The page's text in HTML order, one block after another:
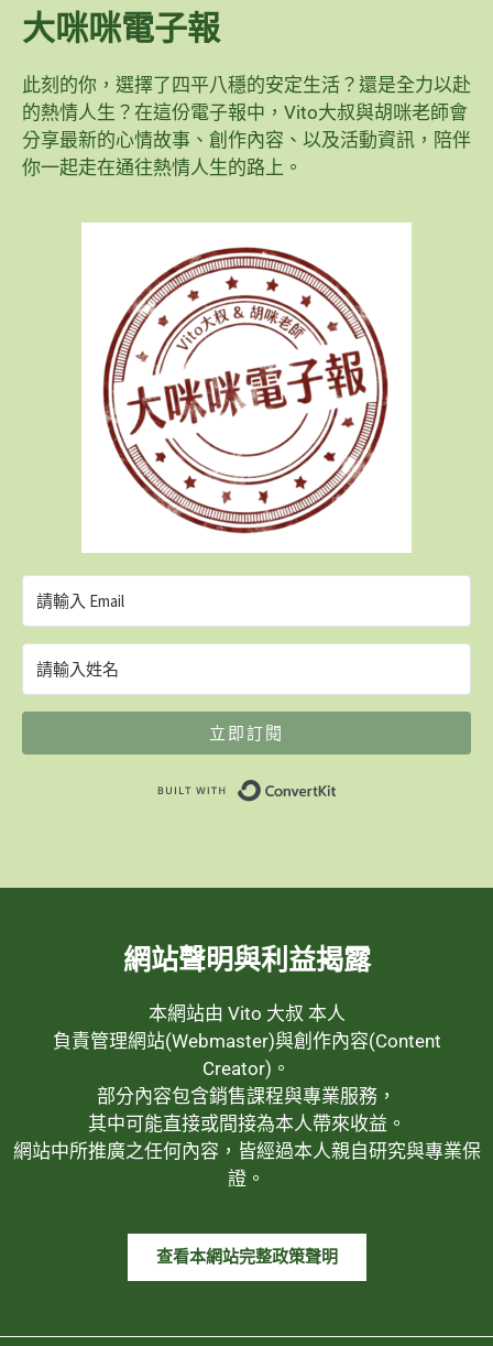
大咪咪電子報
此刻的你，選擇了四平八穩的安定生活？還是全力以赴
的熱情人生？在這份電子報中，Vito大叔與胡咪老師會
分享最新的心情故事、創作內容、以及活動資訊，陪伴
你一起走在通往熱情人生的路上。
立即訂閱
網站聲明與利益揭露
本網站由 Vito 大叔 本人
負責管理網站(Webmaster)與創作內容(Content
Creator)。
部分內容包含銷售課程與專業服務，
其中可能直接或間接為本人帶來收益。
網站中所推廣之任何內容，皆經過本人親自研究與專業保
證。
查看本網站完整政策聲明